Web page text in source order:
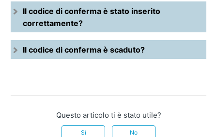
Il codice di conferma è stato inserito
correttamente?
Il codice di conferma è scaduto?
Questo articolo ti è stato utile?
Sì No